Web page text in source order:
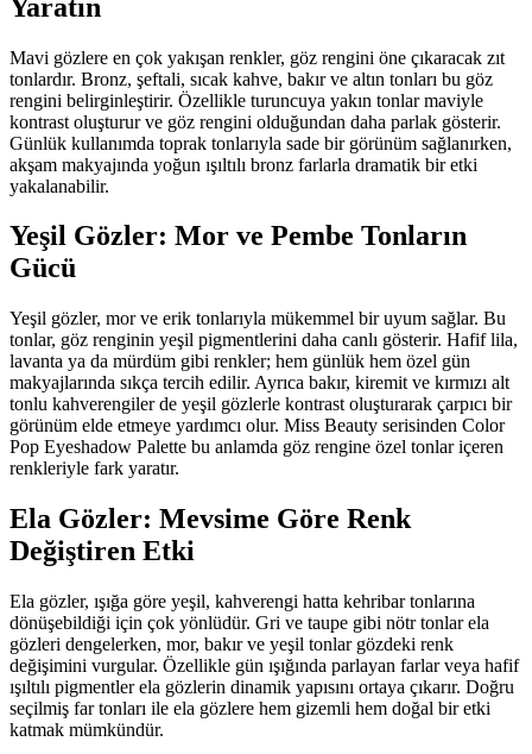
Yaratın
Mavi gözlere en çok yakışan renkler, göz rengini öne çıkaracak zıt
tonlardır. Bronz, şeftali, sıcak kahve, bakır ve altın tonları bu göz
rengini belirginleştirir. Özellikle turuncuya yakın tonlar maviyle
kontrast oluşturur ve göz rengini olduğundan daha parlak gösterir.
Günlük kullanımda toprak tonlarıyla sade bir görünüm sağlanırken,
akşam makyajında yoğun ışıltılı bronz farlarla dramatik bir etki
yakalanabilir.
Yeşil Gözler: Mor ve Pembe Tonların
Gücü
Yeşil gözler, mor ve erik tonlarıyla mükemmel bir uyum sağlar. Bu
tonlar, göz renginin yeşil pigmentlerini daha canlı gösterir. Hafif lila,
lavanta ya da mürdüm gibi renkler; hem günlük hem özel gün
makyajlarında sıkça tercih edilir. Ayrıca bakır, kiremit ve kırmızı alt
tonlu kahverengiler de yeşil gözlerle kontrast oluşturarak çarpıcı bir
görünüm elde etmeye yardımcı olur. Miss Beauty serisinden Color
Pop Eyeshadow Palette bu anlamda göz rengine özel tonlar içeren
renkleriyle fark yaratır.
Ela Gözler: Mevsime Göre Renk
Değiştiren Etki
Ela gözler, ışığa göre yeşil, kahverengi hatta kehribar tonlarına
dönüşebildiği için çok yönlüdür. Gri ve taupe gibi nötr tonlar ela
gözleri dengelerken, mor, bakır ve yeşil tonlar gözdeki renk
değişimini vurgular. Özellikle gün ışığında parlayan farlar veya hafif
ışıltılı pigmentler ela gözlerin dinamik yapısını ortaya çıkarır. Doğru
seçilmiş far tonları ile ela gözlere hem gizemli hem doğal bir etki
katmak mümkündür.